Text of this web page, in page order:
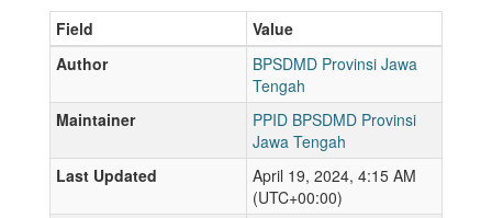
Field
Value
Author
BPSDMD Provinsi Jawa
Tengah
Maintainer
PPID BPSDMD Provinsi
Jawa Tengah
Last Updated
April 19, 2024, 4:15 AM
(UTC+00:00)